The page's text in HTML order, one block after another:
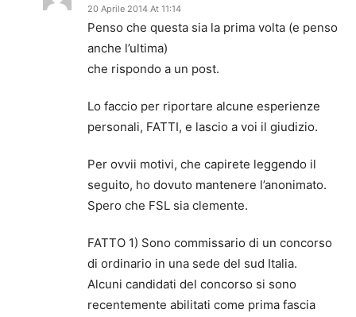
20 Aprile 2014 At 11:14
Penso che questa sia la prima volta (e penso
anche l’ultima)
che rispondo a un post.
Lo faccio per riportare alcune esperienze
personali, FATTI, e lascio a voi il giudizio.
Per ovvii motivi, che capirete leggendo il
seguito, ho dovuto mantenere l’anonimato.
Spero che FSL sia clemente.
FATTO 1) Sono commissario di un concorso
di ordinario in una sede del sud Italia.
Alcuni candidati del concorso si sono
recentemente abilitati come prima fascia